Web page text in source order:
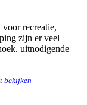
recreatie,
zijn er veel
uitnodigende
bekijken